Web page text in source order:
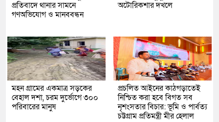
প্রতিবাদে থানার সামনে
গণঅভিযোগ ও মানববন্ধন
অটোরিকশার দখলে
মহন গ্রামের একমাত্র সড়কের
বেহাল দশা, চরম দুর্ভোগে ৩০০
পরিবারের মানুষ
প্রচলিত আইনের কাঠগড়াতেই
নিশ্চিত করা হবে বিগত সব
নৃশংসতার বিচার: ভূমি ও পার্বত্য
চট্টগ্রাম প্রতিমন্ত্রী মীর হেলাল